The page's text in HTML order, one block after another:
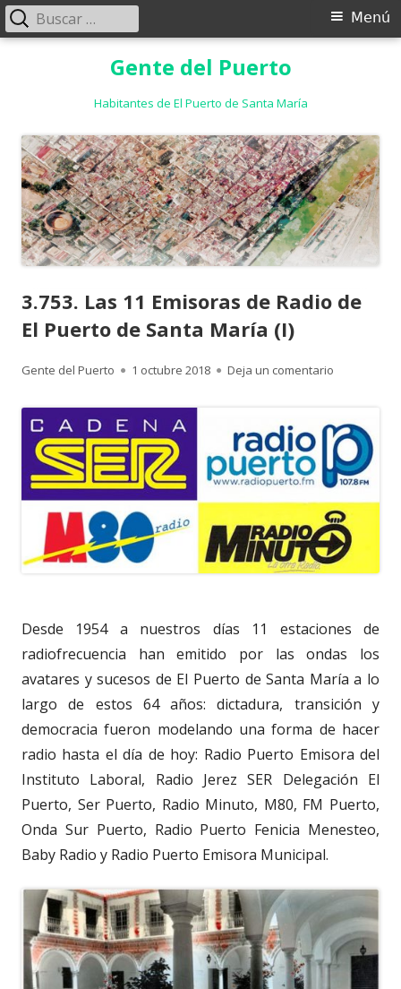
Gente del Puerto
Habitantes de El Puerto de Santa María
Menú
Menú
Buscar:
3.753. Las 11 Emisoras de Radio de
El Puerto de Santa María (I)
Autor
Gente del Puerto
Publicado
1 octubre 2018 Deja un comentario
Desde 1954 a nuestros días 11 estaciones de
radiofrecuencia han emitido por las ondas los
avatares y sucesos de El Puerto de Santa María a lo
largo de estos 64 años: dictadura, transición y
democracia fueron modelando una forma de hacer
radio hasta el día de hoy: Radio Puerto Emisora del
Instituto Laboral, Radio Jerez SER Delegación El
Puerto, Ser Puerto, Radio Minuto, M80, FM Puerto,
Onda Sur Puerto, Radio Puerto Fenicia Menesteo,
Baby Radio y Radio Puerto Emisora Municipal.